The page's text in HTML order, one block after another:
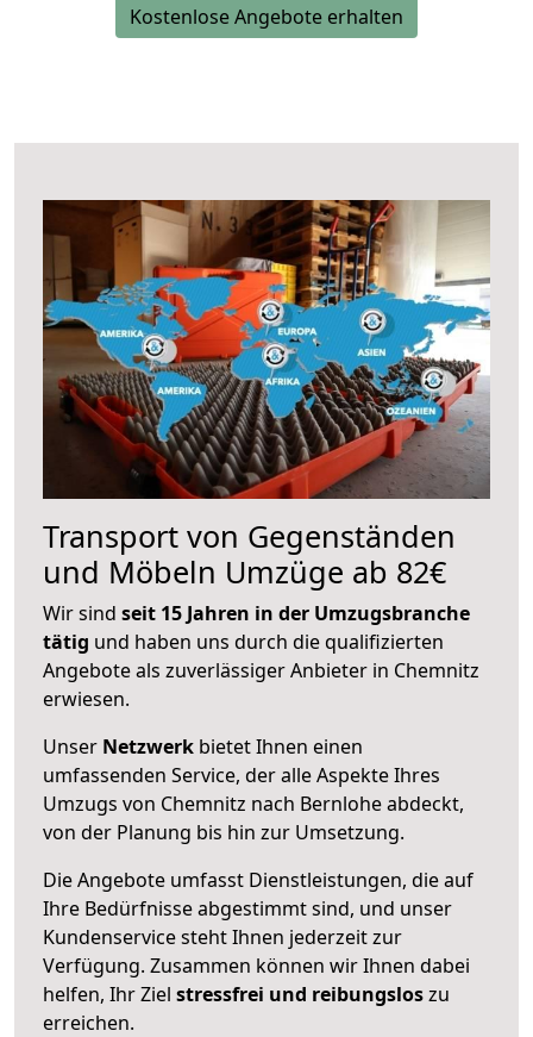
Kostenlose Angebote erhalten
Transport von Gegenständen
und Möbeln Umzüge ab 82€
Wir sind seit 15 Jahren in der Umzugsbranche
tätig und haben uns durch die qualifizierten
Angebote als zuverlässiger Anbieter in Chemnitz
erwiesen.
Unser Netzwerk bietet Ihnen einen
umfassenden Service, der alle Aspekte Ihres
Umzugs von Chemnitz nach Bernlohe abdeckt,
von der Planung bis hin zur Umsetzung.
Die Angebote umfasst Dienstleistungen, die auf
Ihre Bedürfnisse abgestimmt sind, und unser
Kundenservice steht Ihnen jederzeit zur
Verfügung. Zusammen können wir Ihnen dabei
helfen, Ihr Ziel stressfrei und reibungsloszu
erreichen.